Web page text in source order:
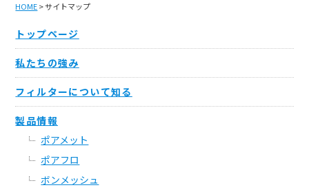
HOME> サイトマップ
トップページ
私たちの強み
フィルターについて知る
製品情報
ポアメット
ポアフロ
ボンメッシュ